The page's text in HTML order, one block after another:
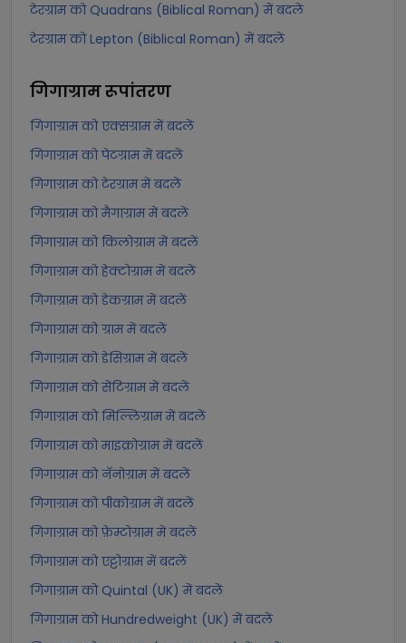
टेरग्राम को Quadrans (Biblical Roman) में बदलें
टेरग्राम को Lepton (Biblical Roman) में बदलें
गिगाग्रामरूपांतरण
गिगाग्राम को एक्सग्राम में बदलें
गिगाग्राम को पेटग्राम में बदलें
गिगाग्राम को टेरग्राम में बदलें
गिगाग्राम को मैगाग्राम में बदलें
गिगाग्राम को किलोग्राम में बदलें
गिगाग्राम को हेक्टोग्राम में बदलें
गिगाग्राम को डेकग्राम में बदलें
गिगाग्राम को ग्राम में बदलें
गिगाग्राम को डेसिग्राम में बदलें
गिगाग्राम को सेंटिग्राम में बदलें
गिगाग्राम को मिल्लिग्राम में बदलें
गिगाग्राम को माइक्रोग्राम में बदलें
गिगाग्राम को नॅनोग्राम में बदलें
गिगाग्राम को पीकोग्राम में बदलें
गिगाग्राम को फ़ेम्टोग्राम में बदलें
गिगाग्राम को एट्टोग्राम में बदलें
गिगाग्राम को Quintal (UK) में बदलें
गिगाग्राम को Hundredweight (UK) में बदलें